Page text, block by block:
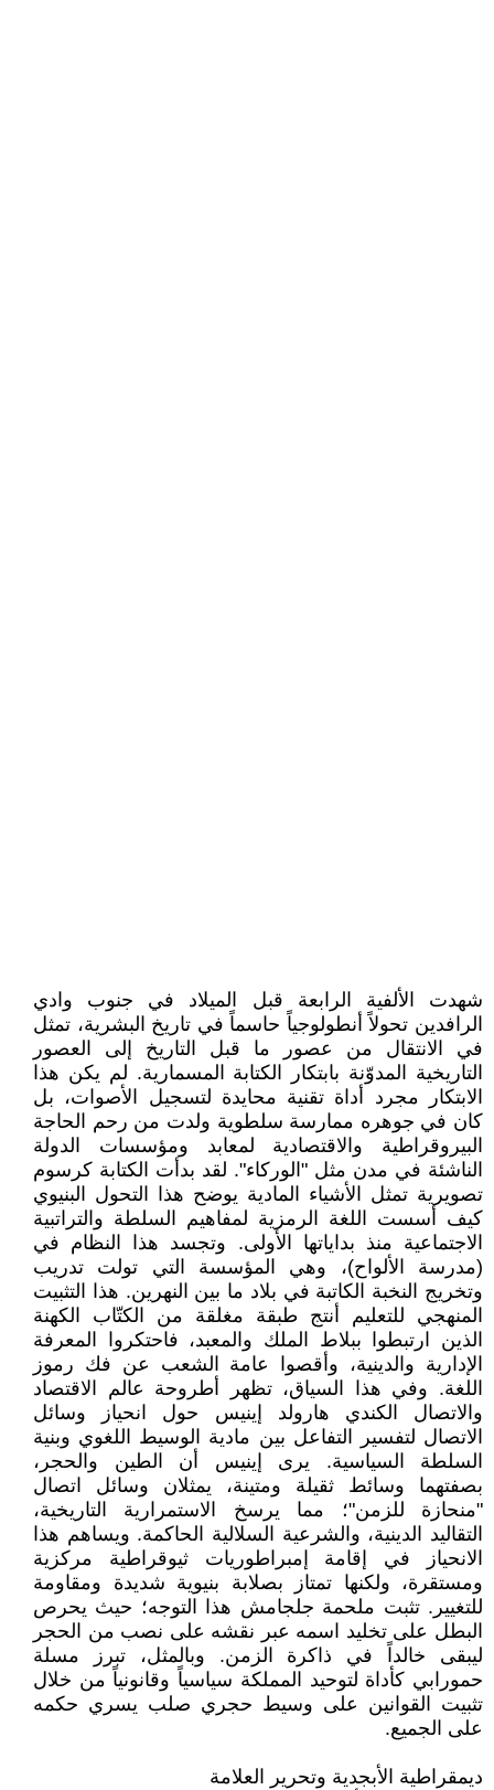
شهدت الألفية الرابعة قبل الميلاد في جنوب وادي
الرافدين تحولاً أنطولوجياً حاسماً في تاريخ البشرية، تمثل
في الانتقال من عصور ما قبل التاريخ إلى العصور
التاريخية المدوّنة بابتكار الكتابة المسمارية. لم يكن هذا
الابتكار مجرد أداة تقنية محايدة لتسجيل الأصوات، بل
كان في جوهره ممارسة سلطوية ولدت من رحم الحاجة
البيروقراطية والاقتصادية لمعابد ومؤسسات الدولة
الناشئة في مدن مثل "الوركاء". لقد بدأت الكتابة كرسوم
تصويرية تمثل الأشياء المادية يوضح هذا التحول البنيوي
كيف أسست اللغة الرمزية لمفاهيم السلطة والتراتبية
الاجتماعية منذ بداياتها الأولى. وتجسد هذا النظام في
(مدرسة الألواح)، وهي المؤسسة التي تولت تدريب
وتخريج النخبة الكاتبة في بلاد ما بين النهرين. هذا التثبيت
المنهجي للتعليم أنتج طبقة مغلقة من الكتّاب الكهنة
الذين ارتبطوا ببلاط الملك والمعبد، فاحتكروا المعرفة
الإدارية والدينية، وأقصوا عامة الشعب عن فك رموز
اللغة. وفي هذا السياق، تظهر أطروحة عالم الاقتصاد
والاتصال الكندي هارولد إينيس حول انحياز وسائل
الاتصال لتفسير التفاعل بين مادية الوسيط اللغوي وبنية
السلطة السياسية. يرى إينيس أن الطين والحجر،
بصفتهما وسائط ثقيلة ومتينة، يمثلان وسائل اتصال
"منحازة للزمن"؛ مما يرسخ الاستمرارية التاريخية،
التقاليد الدينية، والشرعية السلالية الحاكمة. ويساهم هذا
الانحياز في إقامة إمبراطوريات ثيوقراطية مركزية
ومستقرة، ولكنها تمتاز بصلابة بنيوية شديدة ومقاومة
للتغيير. تثبت ملحمة جلجامش هذا التوجه؛ حيث يحرص
البطل على تخليد اسمه عبر نقشه على نصب من الحجر
ليبقى خالداً في ذاكرة الزمن. وبالمثل، تبرز مسلة
حمورابي كأداة لتوحيد المملكة سياسياً وقانونياً من خلال
تثبيت القوانين على وسيط حجري صلب يسري حكمه
على الجميع.
ديمقراطية الأبجدية وتحرير العلامة